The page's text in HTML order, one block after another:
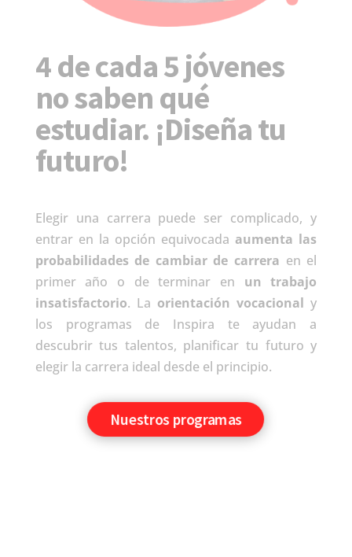
4 de cada 5 jóvenes
no saben qué
estudiar. ¡Diseña tu
futuro!
Elegir una carrera puede ser complicado, y
entrar en la opción equivocada aumenta las
probabilidades de cambiar de carrera en el
primer año o de terminar en un trabajo
insatisfactorio. La orientación vocacional y
los programas de Inspira te ayudan a
descubrir tus talentos, planificar tu futuro y
elegir la carrera ideal desde el principio.
Nuestros programas